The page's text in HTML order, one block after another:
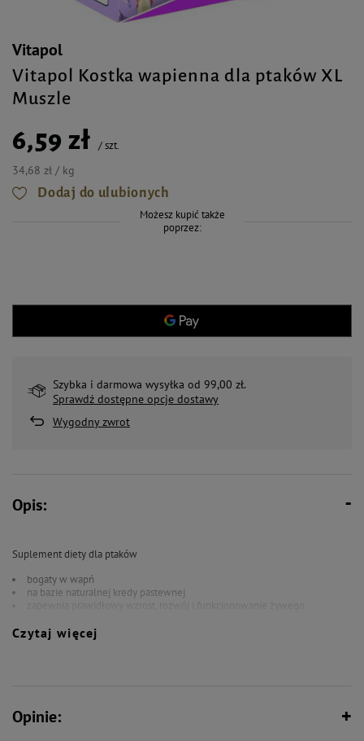
Vitapol
Vitapol Kostka wapienna dla ptaków XL
Muszle
6,59 zł /szt.
34,68 zł / kg
Dodaj do ulubionych
Możesz kupić także
poprzez:
Szybka i darmowa wysyłka od 99,00 zł.
Sprawdź dostępne opcje dostawy
Wygodny zwrot
Opis:
Suplement diety dla ptaków
bogaty w wapń
na bazie naturalnej kredy pastewnej
zapobiega występowaniu krzywicy, karłowatości
niezbędny do budowy skorupek ptasich jaj w trakcie lęgów oraz w okresie
Niezastąpiony suplement ptasiej diety. Wapno jest podstawowym
składnikiem budulcowym kośćca, niedobór prowadzi do niedorozwoju i
Czytaj więcej
Opinie: